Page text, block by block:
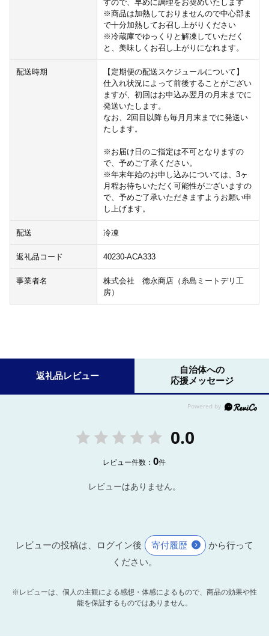
すので、早めに調理をお奨めいたします
※商品は加熱しておりませんので中心部ま
で十分加熱してお召し上がりください
※冷蔵庫でゆっくりと解凍していただく
と、美味しくお召し上がりになれます。
配送時期
【定期便の配送スケジュールについて】
仕入れ状況によって前後することがござい
ますが、初回はお申込み翌月の月末までに
発送いたします。
なお、2回目以降も毎月月末までに発送い
たします。
※お届け日のご指定は不可となりますの
で、予めご了承ください。
※年末年始のお申し込みについては、3ヶ
月程お待ちいただく可能性がございますの
で、予めご了承いただきますようお願い申
し上げます。
配送 冷凍
返礼品コード 40230-ACA333
事業者名
株式会社 徳永商店（糸島ミートデリ工
房）
返礼品レビュー
自治体への
応援メッセージ
0.0
レビュー件数：0件
レビューはありません。
レビューの投稿は、ログイン後 寄付履歴
から行って
ください。
※レビューは、個人の主観による感想・体感によるもので、商品の効果や性
能を保証するものではありません。